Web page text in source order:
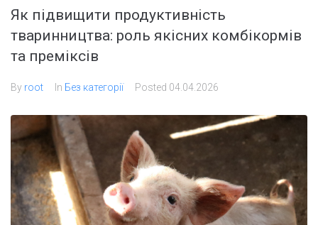
Як підвищити продуктивність
тваринництва: роль якісних комбікормів
та преміксів
By root In Без категорії Posted 04.04.2026